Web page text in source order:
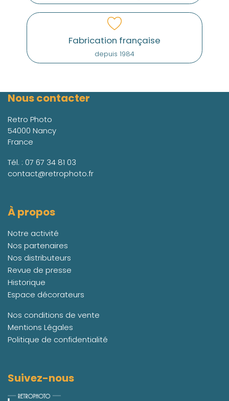
Fabrication française
depuis 1984
Nous contacter
Retro Photo
54000 Nancy
France
Tél. : 07 67 34 81 03
contact@retrophoto.fr
À propos
Notre activité
Nos partenaires
Nos distributeurs
Revue de presse
Historique
Espace décorateurs
Nos conditions de vente
Mentions Légales
Politique de confidentialité
Suivez-nous